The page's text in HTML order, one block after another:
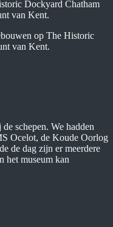
schepen. We hadden
Ocelot, de Koude Oorlog
de dag zijn er meerdere
het museum kan